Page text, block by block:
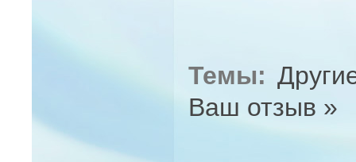
Темы:
Ваш отзыв »